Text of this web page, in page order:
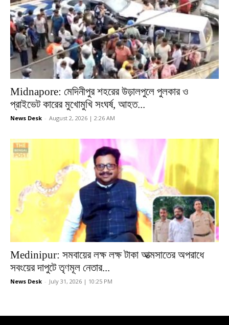
Midnapore: মেদিনীপুর শহরের উড়ালপুলে পুলকার ও
প্রাইভেট কারের মুখোমুখি সংঘর্ষ, আহত...
News Desk - August 2, 2026 | 2:26 AM
Medinipur: সমবায়ের লক্ষ লক্ষ টাকা আত্মসাতের অপরাধে
সবংয়ের দাপুটে তৃণমূল নেতার...
News Desk - July 31, 2026 | 10:25 PM